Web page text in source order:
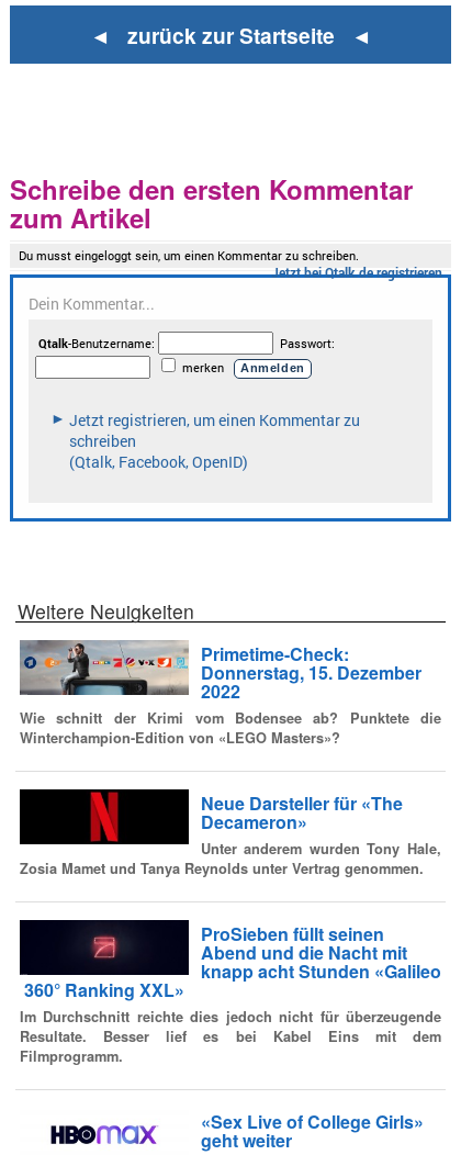
◄ zurück zur Startseite ◄
Schreibe den ersten Kommentar
zum Artikel
Weitere Neuigkeiten
Primetime-Check:
Donnerstag, 15. Dezember
2022
Wie schnitt der Krimi vom Bodensee ab? Punktete die
Winterchampion-Edition von «LEGO Masters»?
Neue Darsteller für «The
Decameron»
Unter anderem wurden Tony Hale,
Zosia Mamet und Tanya Reynolds unter Vertrag genommen.
ProSieben füllt seinen
Abend und die Nacht mit
knapp acht Stunden «Galileo
360° Ranking XXL»
Im Durchschnitt reichte dies jedoch nicht für überzeugende
Resultate. Besser lief es bei Kabel Eins mit dem
Filmprogramm.
«Sex Live of College Girls»
geht weiter